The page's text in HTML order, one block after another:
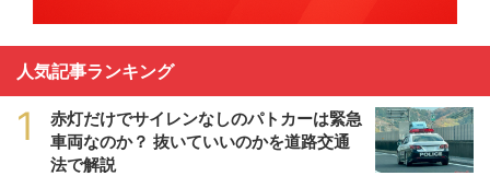
人気記事ランキング
1
赤灯だけでサイレンなしのパトカーは緊急
車両なのか？ 抜いていいのかを道路交通
法で解説